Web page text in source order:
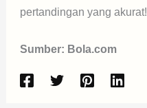
pertandingan yang akurat!
Sumber: Bola.com